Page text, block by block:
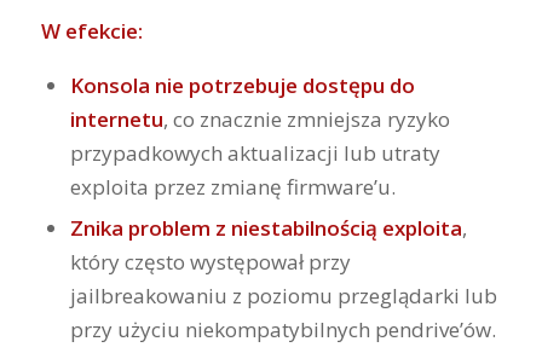
W efekcie:
Konsola nie potrzebuje dostępu do
internetu, co znacznie zmniejsza ryzyko
przypadkowych aktualizacji lub utraty
exploita przez zmianę firmware’u.
Znika problem z niestabilnością exploita,
który często występował przy
jailbreakowaniu z poziomu przeglądarki lub
przy użyciu niekompatybilnych pendrive’ów.